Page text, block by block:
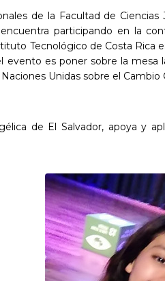
de la Facultad de
participando en la
Tecnológico de Costa
es poner sobre la mesa
Unidas sobre el
de El Salvador, apoya y